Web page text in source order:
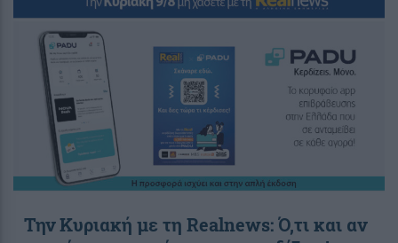
Την Κυριακή με τη Realnews: Ό,τι και αν